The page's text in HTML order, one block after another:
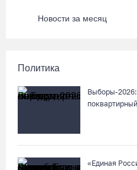
Новости за месяц
Политика
Выборы-
«Единая